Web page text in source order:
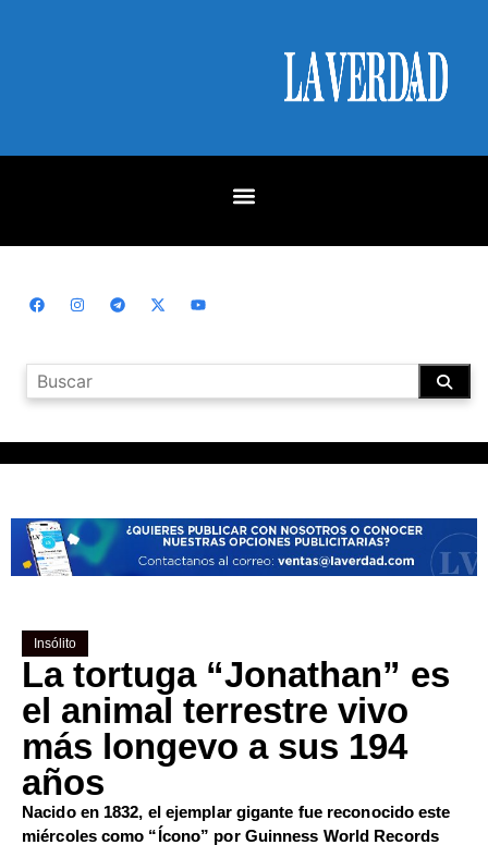
Insólito
La tortuga “Jonathan” es
el animal terrestre vivo
más longevo a sus 194
años
Nacido en 1832, el ejemplar gigante fue reconocido este
miércoles como “Ícono” por Guinness World Records